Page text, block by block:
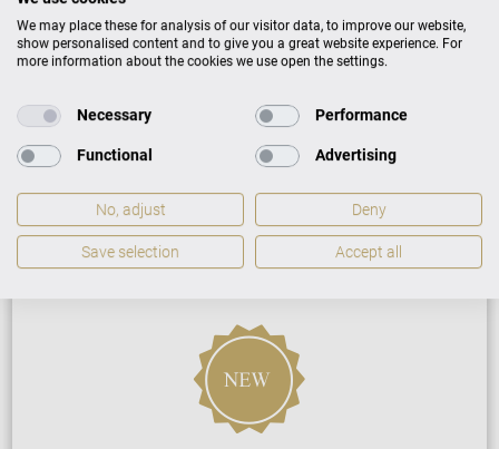
ZUSATZLEISTUNGEN FÜR C. BECHSTEIN
We may place these for analysis of our visitor data, to improve our website,
show personalised content and to give you a great website experience. For
more information about the cookies we use open the settings.
Necessary Performance
Functional Advertising
No, adjust Deny
Save selection Accept all